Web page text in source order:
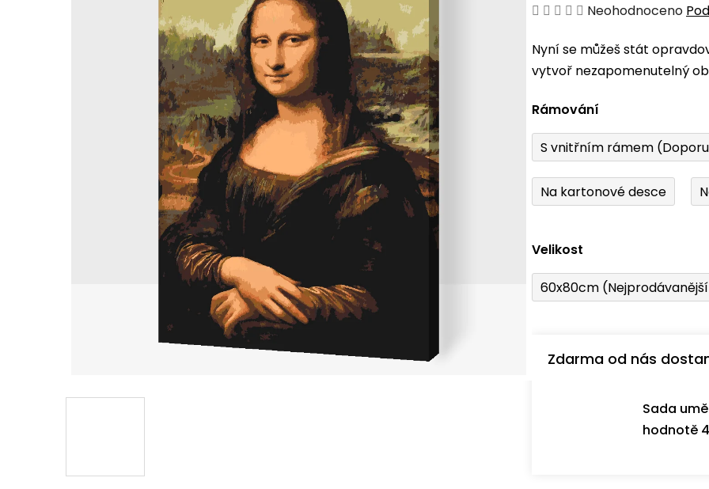
Průměrné
produktu
je
z
5
hvězdiček.
Neohodnoceno
Nyní se můžeš stát
vytvoř nezapomenutelný
Rámování
S vnitřním rámem
Na kartonové desce
Velikost
60x80cm
Zdarma od nás
Sada
hodnotě